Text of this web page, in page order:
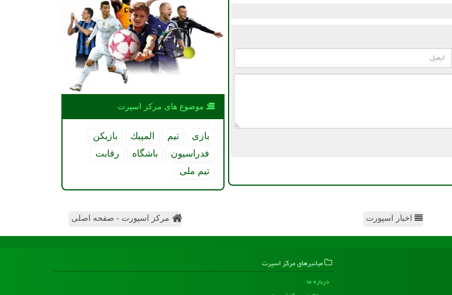
موضوع های مركز اسپرت
بازی تیم المپیك
بازیكن
فدراسیون
باشگاه
رقابت
تیم ملی
اخبار اسپورت مرکز اسپورت - صفحه اصلی
میانبرهای مركز اسپرت
درباره ما